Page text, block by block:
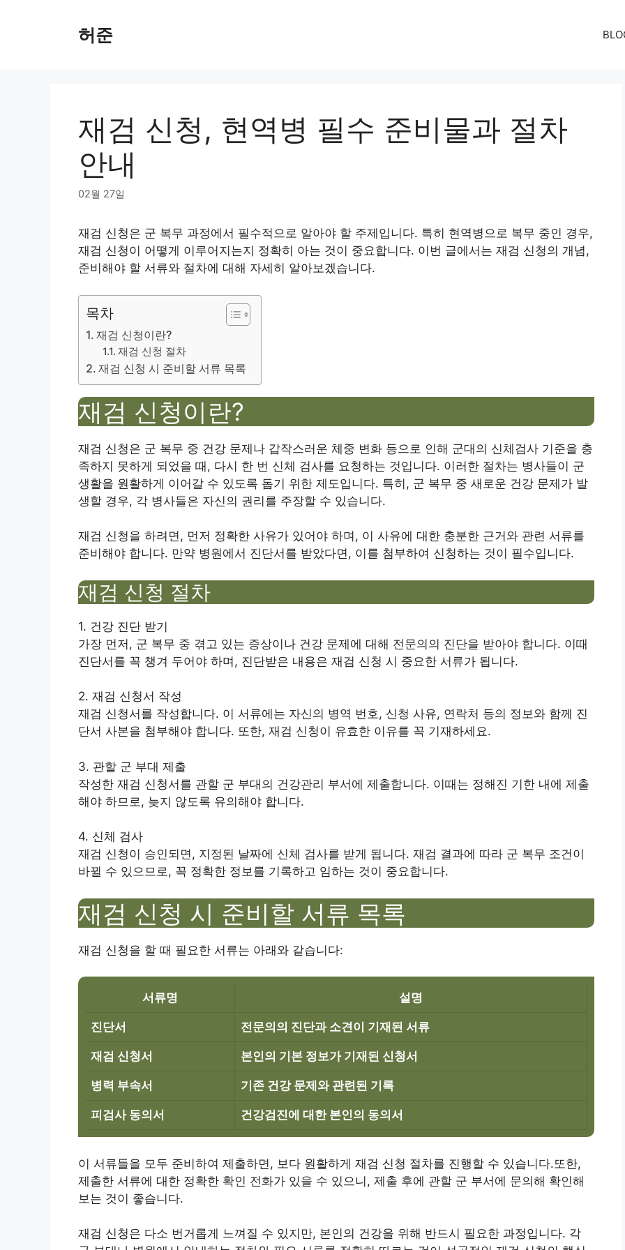
허준
재검 신청, 현역병 필수 준비물과 절차
안내
02월 27일
재검 신청은 군 복무 과정에서 필수적으로 알아야 할 주제입니다. 특히 현역병으로 복무 중인 경우,
재검 신청이 어떻게 이루어지는지 정확히 아는 것이 중요합니다. 이번 글에서는 재검 신청의 개념,
준비해야 할 서류와 절차에 대해 자세히 알아보겠습니다.
목차
재검 신청이란?
재검 신청 절차
재검 신청 시 준비할 서류 목록
재검 신청이란?
재검 신청은 군 복무 중 건강 문제나 갑작스러운 체중 변화 등으로 인해 군대의 신체검사 기준을 충
족하지 못하게 되었을 때, 다시 한 번 신체 검사를 요청하는 것입니다. 이러한 절차는 병사들이 군
생활을 원활하게 이어갈 수 있도록 돕기 위한 제도입니다. 특히, 군 복무 중 새로운 건강 문제가 발
생할 경우, 각 병사들은 자신의 권리를 주장할 수 있습니다.
재검 신청을 하려면, 먼저 정확한 사유가 있어야 하며, 이 사유에 대한 충분한 근거와 관련 서류를
준비해야 합니다. 만약 병원에서 진단서를 받았다면, 이를 첨부하여 신청하는 것이 필수입니다.
재검 신청 절차
1. 건강 진단 받기
가장 먼저, 군 복무 중 겪고 있는 증상이나 건강 문제에 대해 전문의의 진단을 받아야 합니다. 이때
진단서를 꼭 챙겨 두어야 하며, 진단받은 내용은 재검 신청 시 중요한 서류가 됩니다.
2. 재검 신청서 작성
재검 신청서를 작성합니다. 이 서류에는 자신의 병역 번호, 신청 사유, 연락처 등의 정보와 함께 진
단서 사본을 첨부해야 합니다. 또한, 재검 신청이 유효한 이유를 꼭 기재하세요.
3. 관할 군 부대 제출
작성한 재검 신청서를 관할 군 부대의 건강관리 부서에 제출합니다. 이때는 정해진 기한 내에 제출
해야 하므로, 늦지 않도록 유의해야 합니다.
4. 신체 검사
재검 신청이 승인되면, 지정된 날짜에 신체 검사를 받게 됩니다. 재검 결과에 따라 군 복무 조건이
바뀔 수 있으므로, 꼭 정확한 정보를 기록하고 임하는 것이 중요합니다.
재검 신청 시 준비할 서류 목록
재검 신청을 할 때 필요한 서류는 아래와 같습니다:
서류명 설명
진단서 전문의의 진단과 소견이 기재된 서류
재검 신청서 본인의 기본 정보가 기재된 신청서
병력 부속서 기존 건강 문제와 관련된 기록
피검사 동의서 건강검진에 대한 본인의 동의서
이 서류들을 모두 준비하여 제출하면, 보다 원활하게 재검 신청 절차를 진행할 수 있습니다.또한,
제출한 서류에 대한 정확한 확인 전화가 있을 수 있으니, 제출 후에 관할 군 부서에 문의해 확인해
보는 것이 좋습니다.
재검 신청은 다소 번거롭게 느껴질 수 있지만, 본인의 건강을 위해 반드시 필요한 과정입니다. 각